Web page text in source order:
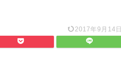
2017年9月14日